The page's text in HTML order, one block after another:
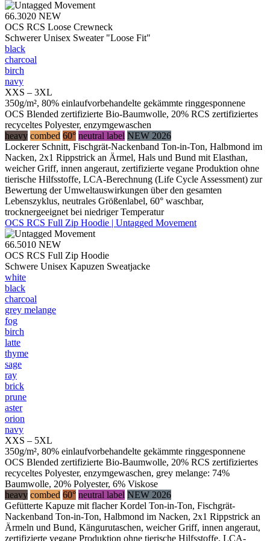
66.3020 NEW
OCS RCS Loose Crewneck
Schwerer Unisex Sweater "Loose Fit"
black
charcoal
birch
navy
XXS – 3XL
350g/m², 80% einlaufvorbehandelte gekämmte ringgesponnene
OCS Blended zertifizierte Bio-Baumwolle, 20% RCS zertifiziertes
recyceltes Polyester, enzymgewaschen
heavy combed 60° neutral label NEW 2026
Lockerer Schnitt, Fischgrät-Nackenband Ton-in-Ton, Halbmond im
Nacken, 2x1 Rippstrick an Ärmel, Hals und Bund mit Elasthan,
weicher Griff, innen angeraut, zertifizierte vegane Produktion ohne
tierische Hilfsstoffe, LCA-Berechnung (Life Cycle Assessment) zur
Bewertung der Umweltauswirkungen über den gesamten
Lebenszyklus, neutrales Größenlabel, 60° waschbar,
trocknergeeignet bei niedriger Temperatur
OCS RCS Full Zip Hoodie | Untagged Movement
66.5010 NEW
OCS RCS Full Zip Hoodie
Schwere Unisex Kapuzen Sweatjacke
white
black
charcoal
grey melange
fog
birch
latte
thyme
sage
ray
brick
prune
aster
orion
navy
XXS – 5XL
350g/m², 80% einlaufvorbehandelte gekämmte ringgesponnene
OCS Blended zertifizierte Bio-Baumwolle, 20% RCS zertifiziertes
recyceltes Polyester, enzymgewaschen, grey melange: 74%
Baumwolle, 20% Polyester, 6% Viskose
heavy combed 60° neutral label NEW 2026
Gefütterte Kapuze mit flacher Kordel Ton-in-Ton, Fischgrät-
Nackenband Ton-in-Ton, Halbmond im Nacken, 2x1 Rippstrick an
Ärmeln und Bund, Kängurutaschen, weicher Griff, innen angeraut,
zertifizierte vegane Produktion ohne tierische Hilfsstoffe, LCA-